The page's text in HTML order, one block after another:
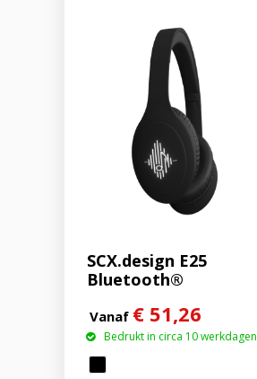
SCX.design E25
Bluetooth®
Vanaf € 51,26
Bedrukt in circa 10 werkdagen